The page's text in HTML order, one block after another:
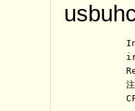
	Ref: Windows98
	注意: FF60-FF7F はI/Oで使用するメモリのアドレスのはず